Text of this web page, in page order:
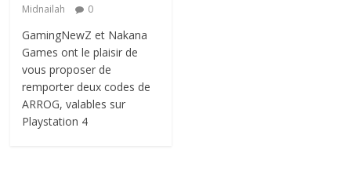
Midnailah
0
GamingNewZ et Nakana
Games ont le plaisir de
vous proposer de
remporter deux codes de
ARROG, valables sur
Playstation 4